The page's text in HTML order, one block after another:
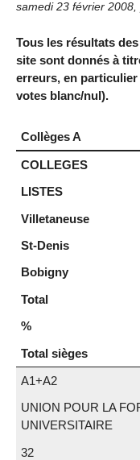
samedi 23 février 2008,
Tous les résultats
site sont donnés à
erreurs, en
votes blanc/nul).
Collèges A
COLLEGES
LISTES
Villetaneuse
St-Denis
Bobigny
Total
%
Total sièges
A1+A2
UNION POUR LA
UNIVERSITAIRE
32